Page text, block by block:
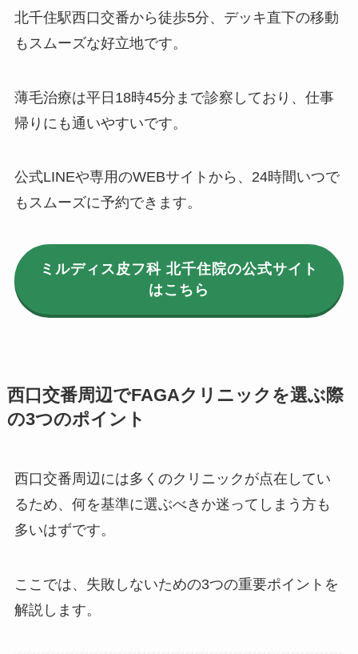
北千住駅西口交番から徒歩5分、デッキ直下の移動
もスムーズな好立地です。
薄毛治療は平日18時45分まで診察しており、仕事
帰りにも通いやすいです。
公式LINEや専用のWEBサイトから、24時間いつで
もスムーズに予約できます。
ミルディス皮フ科 北千住院の公式サイト
はこちら
西口交番周辺でFAGAクリニックを選ぶ際
の3つのポイント
西口交番周辺には多くのクリニックが点在してい
るため、何を基準に選ぶべきか迷ってしまう方も
多いはずです。
ここでは、失敗しないための3つの重要ポイントを
解説します。